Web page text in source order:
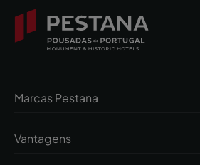
Marcas Pestana
Vantagens